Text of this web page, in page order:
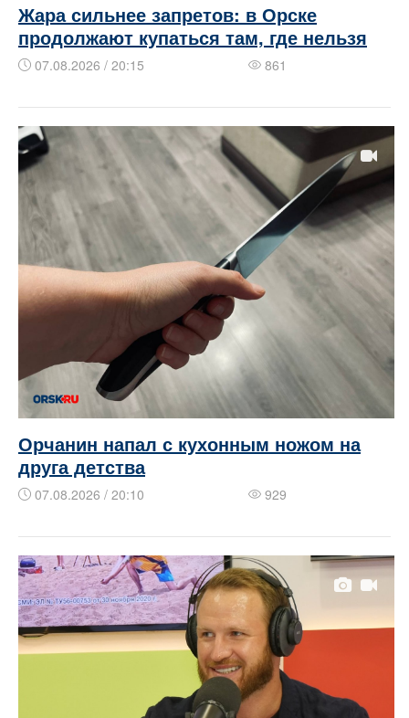
Жара сильнее запретов: в Орске
продолжают купаться там, где нельзя
07.08.2026 / 20:15 861
Орчанин напал с кухонным ножом на
друга детства
07.08.2026 / 20:10 929